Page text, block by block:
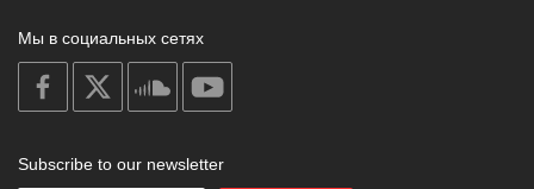
Мы в социальных сетях
on
facebook
soundcloud
Subscribe to our newsletter